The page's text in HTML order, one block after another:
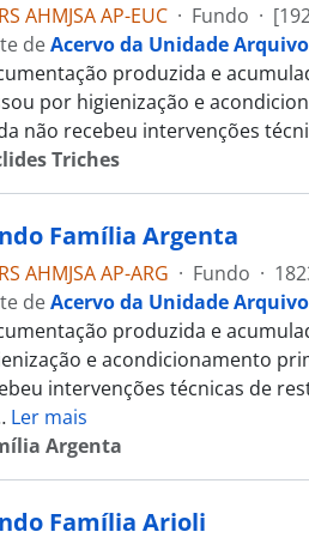
AHMJSA AP-EUC · Fundo ·
deAcervo da Unidade
produzida e
por higienização e
não recebeu intervenções
Triches
Família Argenta
AHMJSA AP-ARG · Fundo ·
deAcervo da Unidade
produzida e
e acondicionamento
intervenções técnicas de
Ler mais
Argenta
Família Arioli